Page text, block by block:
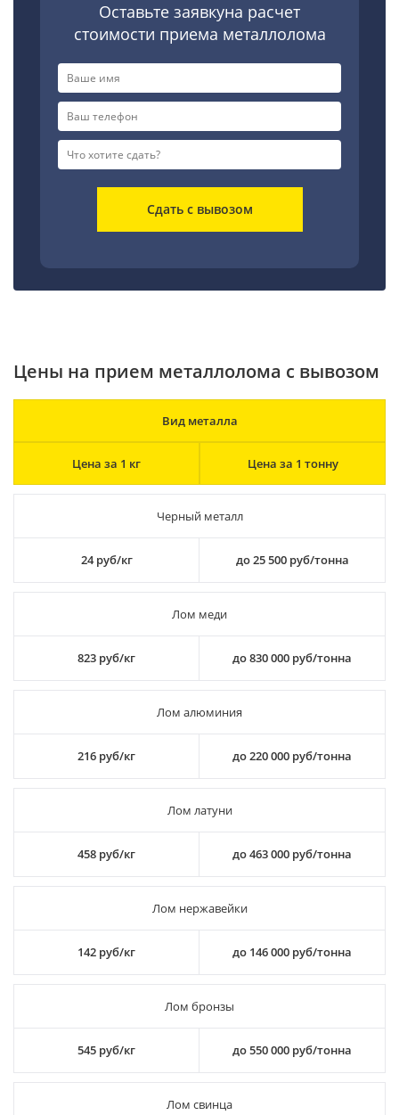
Оставьте заявкуна расчет
стоимости приема металлолома
Сдать с вывозом
Цены на прием металлолома с вывозом
Вид металла
Цена за 1 кг Цена за 1 тонну
Черный металл
24 руб/кг до 25 500 руб/тонна
Лом меди
823 руб/кг до 830 000 руб/тонна
Лом алюминия
216 руб/кг до 220 000 руб/тонна
Лом латуни
458 руб/кг до 463 000 руб/тонна
Лом нержавейки
142 руб/кг до 146 000 руб/тонна
Лом бронзы
545 руб/кг до 550 000 руб/тонна
Лом свинца